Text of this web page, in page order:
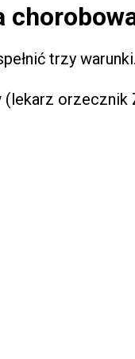
trzy
(lekarz orzecznik